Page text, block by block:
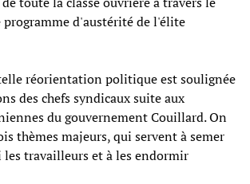
programme d'austérité de l'élite
réorientation politique est soulignée
des chefs syndicaux suite aux
du gouvernement Couillard. On
thèmes majeurs, qui servent à semer
travailleurs et à les endormir